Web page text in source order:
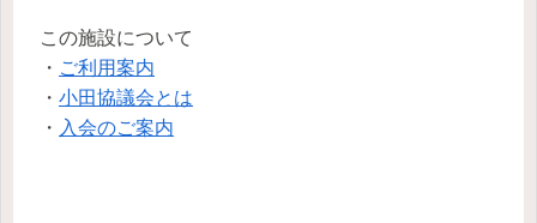
この施設について
・ ご利用案内
・ 小田協議会とは
・ 入会のご案内